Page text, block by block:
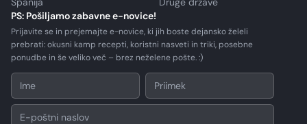
PS: Pošiljamo zabavne e-novice!
Prijavite se in prejemajte e-novice, ki jih boste dejansko želeli
prebrati: okusni kamp recepti, koristni nasveti in triki, posebne
ponudbe in še veliko več – brez neželene pošte. :)